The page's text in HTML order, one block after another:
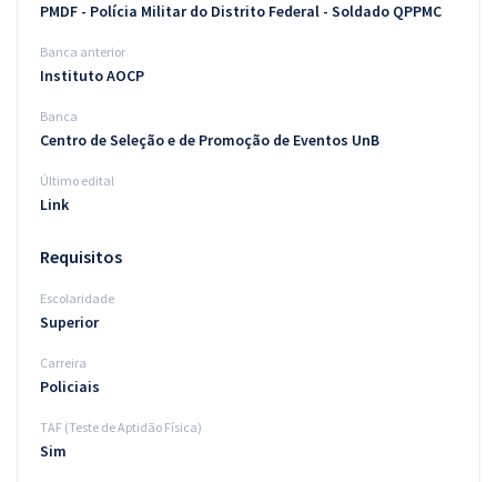
PMDF - Polícia Militar do Distrito Federal - Soldado QPPMC
Banca anterior
Instituto AOCP
Banca
Centro de Seleção e de Promoção de Eventos UnB
Último edital
Link
Requisitos
Escolaridade
Superior
Carreira
Policiais
TAF (Teste de Aptidão Física)
Sim